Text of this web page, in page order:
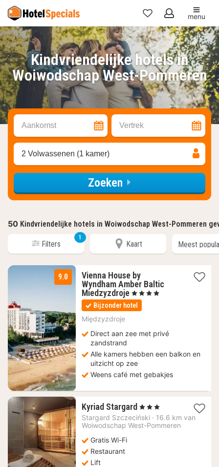
Mijn
favorieten
menu
Kindvriendelijke hotels in
Woiwodschap West-Pommeren
Aankomst Vertrek
2 Volwassenen (1 kamer)
Zoeken
50 Kindvriendelijke hotels in Woiwodschap West-Pommeren
Filters
1
Kaart
9.0
Vienna House by
Wyndham Amber Baltic
Miedzyzdroje 1
nacht
vanaf
, 4 Sterren
Bijzonder hotel
Międzyzdroje
Direct aan zee met privé
zandstrand
Alle kamers hebben een balkon en
uitzicht op zee
Weens café met gebakjes
Kyriad Stargard 1
nacht
vanaf
, 3 Sterren
Stargard Szczeciński · 16.6 km van
Woiwodschap West-Pommeren
Gratis Wi-Fi
Restaurant
Lift